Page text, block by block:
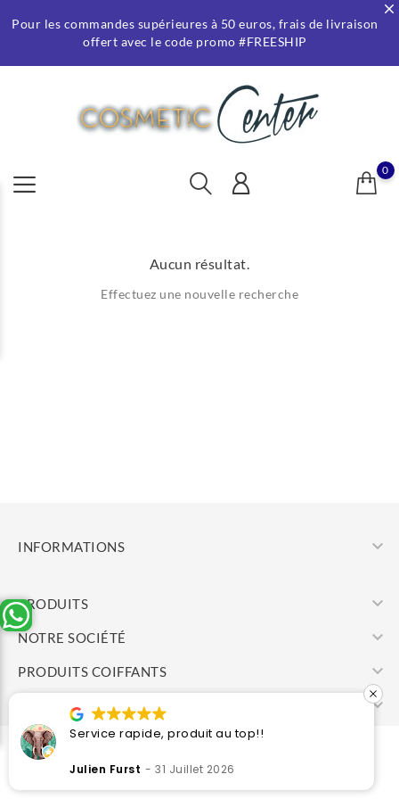
Pour les commandes supérieures à 50 euros, frais de livraison
offert avec le code promo #FREESHIP
0
Aucun résultat.
Effectuez une nouvelle recherche
INFORMATIONS 
PRODUITS 
NOTRE SOCIÉTÉ 
PRODUITS COIFFANTS 
VOTRE COMPTE 
Service rapide, produit au top!!
Julien Furst 31 Juillet 2026